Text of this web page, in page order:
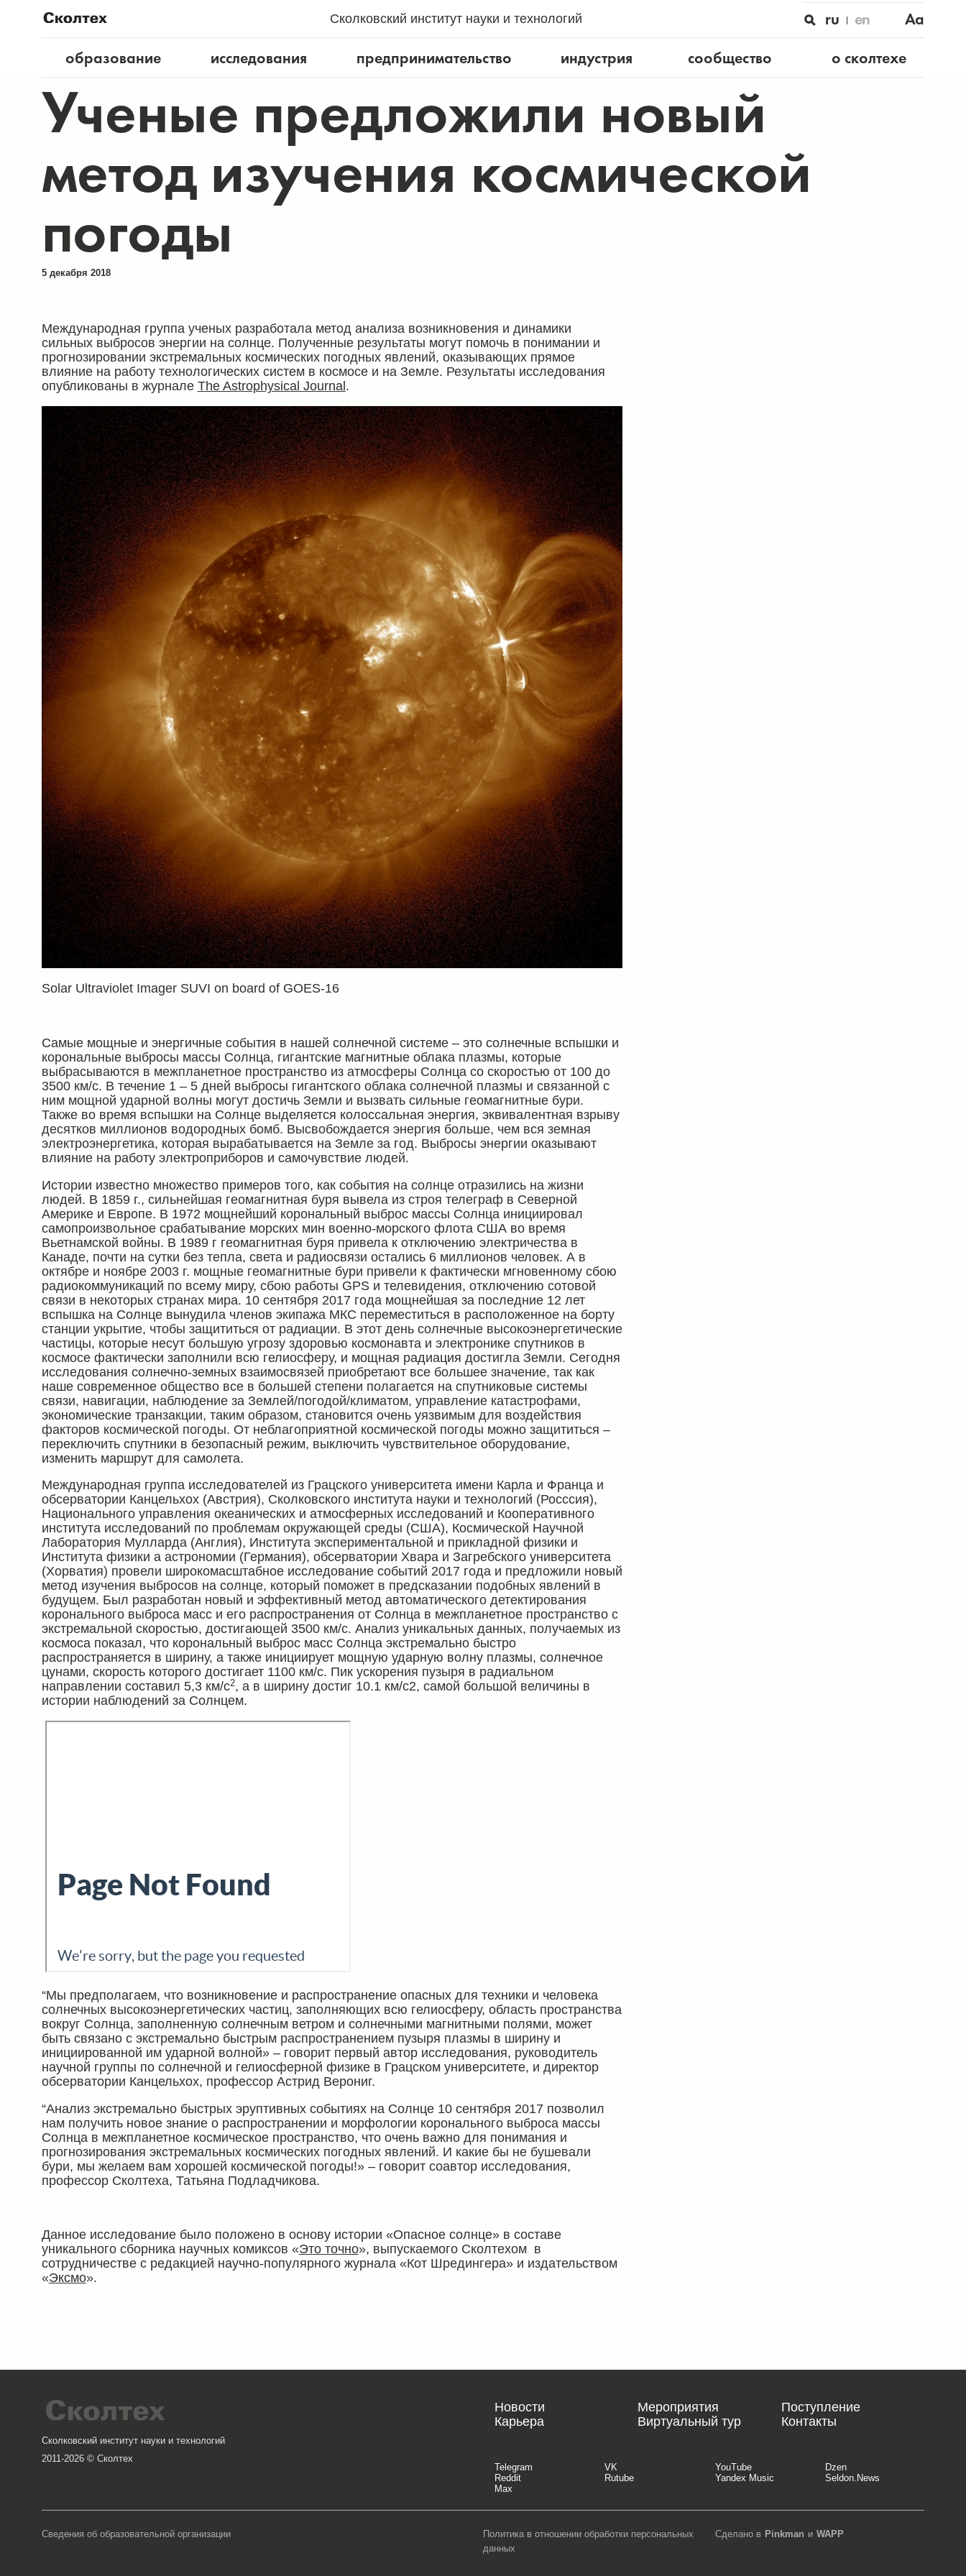
Сколковский институт науки и технологий ru en
Aa
образование
исследования предпринимательство индустрия сообщество о сколтехе
Ученые предложили новый
метод изучения космической
погоды
5 декабря 2018
Международная группа ученых разработала метод анализа возникновения и динамики
сильных выбросов энергии на солнце. Полученные результаты могут помочь в понимании и
прогнозировании экстремальных космических погодных явлений, оказывающих прямое
влияние на работу технологических систем в космосе и на Земле. Результаты исследования
опубликованы в журнале The Astrophysical Journal .
Solar Ultraviolet Imager SUVI on board of GOES-16
Самые мощные и энергичные события в нашей солнечной системе – это солнечные вспышки и
корональные выбросы массы Солнца, гигантские магнитные облака плазмы, которые
выбрасываются в межпланетное пространство из атмосферы Солнца со скоростью от 100 до
3500 км/с. В течение 1 – 5 дней выбросы гигантского облака солнечной плазмы и связанной с
ним мощной ударной волны могут достичь Земли и вызвать сильные геомагнитные бури.
Также во время вспышки на Солнце выделяется колоссальная энергия, эквивалентная взрыву
десятков миллионов водородных бомб. Высвобождается энергия больше, чем вся земная
электроэнергетика, которая вырабатывается на Земле за год. Выбросы энергии оказывают
влияние на работу электроприборов и самочувствие людей.
Истории известно множество примеров того, как события на солнце отразились на жизни
людей. В 1859 г., сильнейшая геомагнитная буря вывела из строя телеграф в Северной
Америке и Европе. В 1972 мощнейший корональный выброс массы Солнца инициировал
самопроизвольное срабатывание морских мин военно-морского флота США во время
Вьетнамской войны. В 1989 г геомагнитная буря привела к отключению электричества в
Канаде, почти на сутки без тепла, света и радиосвязи остались 6 миллионов человек. А в
октябре и ноябре 2003 г. мощные геомагнитные бури привели к фактически мгновенному сбою
радиокоммуникаций по всему миру, сбою работы GPS и телевидения, отключению сотовой
связи в некоторых странах мира. 10 сентября 2017 года мощнейшая за последние 12 лет
вспышка на Солнце вынудила членов экипажа МКС переместиться в расположенное на борту
станции укрытие, чтобы защититься от радиации. В этот день солнечные высокоэнергетические
частицы, которые несут большую угрозу здоровью космонавта и электронике спутников в
космосе фактически заполнили всю гелиосферу, и мощная радиация достигла Земли. Сегодня
исследования солнечно-земных взаимосвязей приобретают все большее значение, так как
наше современное общество все в большей степени полагается на спутниковые системы
связи, навигации, наблюдение за Землей/погодой/климатом, управление катастрофами,
экономические транзакции, таким образом, становится очень уязвимым для воздействия
факторов космической погоды. От неблагоприятной космической погоды можно защититься –
переключить спутники в безопасный режим, выключить чувствительное оборудование,
изменить маршрут для самолета.
Международная группа исследователей из Грацского университета имени Карла и Франца и
обсерватории Канцельхох (Австрия), Сколковского института науки и технологий (Росссия),
Национального управления океанических и атмосферных исследований и Кооперативного
института исследований по проблемам окружающей среды (США), Космической Научной
Лаборатория Мулларда (Англия), Института экспериментальной и прикладной физики и
Института физики а астрономии (Германия), обсерватории Хвара и Загребского университета
(Хорватия) провели широкомасштабное исследование событий 2017 года и предложили новый
метод изучения выбросов на солнце, который поможет в предсказании подобных явлений в
будущем. Был разработан новый и эффективный метод автоматического детектирования
коронального выброса масс и его распространения от Солнца в межпланетное пространство c
экстремальной скоростью, достигающей 3500 км/c. Анализ уникальных данных, получаемых из
космоса показал, что корональный выброс масс Солнца экстремально быстро
распространяется в ширину, а также инициирует мощную ударную волну плазмы, солнечное
цунами, скорость которого достигает 1100 км/c. Пик ускорения пузыря в радиальном
направлении составил 5,3 км/с2, а в ширину достиг 10.1 км/с2, самой большой величины в
истории наблюдений за Солнцем.
“Мы предполагаем, что возникновение и распространение опасных для техники и человека
солнечных высокоэнергетических частиц, заполняющих всю гелиосферу, область пространства
вокруг Солнца, заполненную солнечным ветром и солнечными магнитными полями, может
быть связано с экстремально быстрым распространением пузыря плазмы в ширину и
инициированной им ударной волной» – говорит первый автор исследования, руководитель
научной группы по солнечной и гелиосферной физике в Грацском университете, и директор
обсерватории Канцельхох, профессор Астрид Верониг.
“Анализ экстремально быстрых эруптивных событиях на Солнце 10 сентября 2017 позволил
нам получить новое знание о распространении и морфологии коронального выброса массы
Солнца в межпланетное космическое пространство, что очень важно для понимания и
прогнозирования экстремальных космических погодных явлений. И какие бы не бушевали
бури, мы желаем вам хорошей космической погоды!» – говорит соавтор исследования,
профессор Сколтеха, Татьяна Подладчикова.
Данное исследование было положено в основу истории «Опасное солнце» в составе
уникального сборника научных комиксов «Это точно», выпускаемого Сколтехом в
сотрудничестве с редакцией научно-популярного журнала «Кот Шредингера» и издательством
«Эксмо».
Сколковский институт науки и технологий
2011-2026 © Сколтех
Новости Мероприятия
Поступление
Карьера
Виртуальный тур Контакты
Telegram VK YouTube
Dzen
Reddit
Rutube Yandex Music
Seldon.News
Max
Сведения об образовательной организации
Политика в отношении обработки персональных
данных
Сделано в Pinkman и WAPP